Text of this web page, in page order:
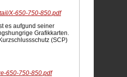
X-650-750-850.pdf
es aufgund seiner
Grafikkarten.
(SCP)
650-750-850.pdf